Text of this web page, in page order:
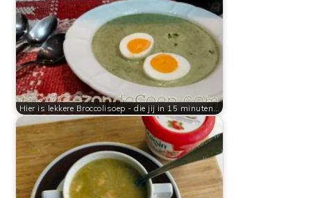
Hier is lekkere Broccolisoep - die jij in 15 minuten…